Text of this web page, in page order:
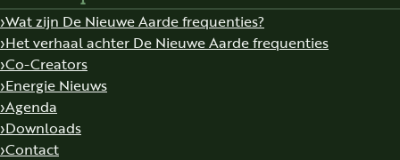
Wat zijn De Nieuwe Aarde frequenties?
Het verhaal achter De Nieuwe Aarde frequenties
Co-Creators
Energie Nieuws
Agenda
Downloads
Contact